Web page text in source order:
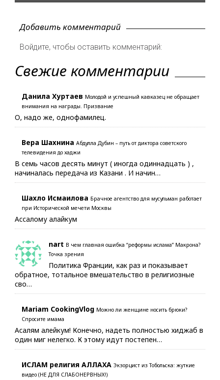
Добавить комментарий
Войдите, чтобы оставить комментарий:
Свежие комментарии
Данила Хуртаев Молодой и успешный кавказец не обращает
внимания на награды. Призвание
О, надо же, однофамилец.
Вера Шахнина Абдулла Дубин – путь от диктора советского
телевидения до хаджи
В семь часов десять минут ( иногда одиннадцать ) ,
начиналась передача из Казани . И начин…
Шахло Исмаилова Брачное агентство для мусульман работает
при Исторической мечети Москвы
Ассалому алайкум
nart В чем главная ошибка “реформы ислама” Макрона?
Точка зрения
Политика Франции, как раз и показывает
обратное, тотальное вмешательство в религиозные
сво…
Mariam CookingVlog Можно ли женщине носить брюки?
Спросите имама
Асалям алейкум! Конечно, надеть полностью хиджаб в
один миг нелегко. К этому идут постепен…
ИСЛАМ религия АЛЛАХА Экзорцист из Тобольска: жуткие
видео (НЕ ДЛЯ СЛАБОНЕРВНЫХ!)